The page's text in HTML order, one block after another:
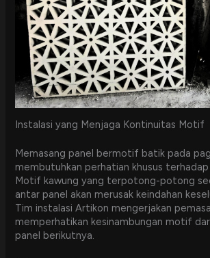
Instalasi yang Menjaga Kontinuitas Motif
Memasang panel bermotif batik pada
membutuhkan perhatian khusus
Motif kawung yang terpotong-potong
antar panel akan merusak keindahan
Tim instalasi Artikon mengerjakan
memperhatikan kesinambungan motif
panel berikutnya.